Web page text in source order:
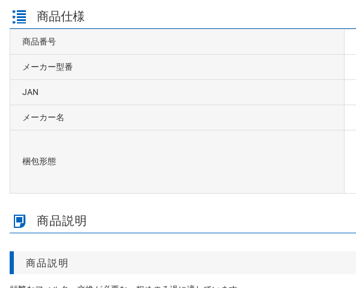
商品仕様
商品番号
メーカー型番
JAN
メーカー名
梱包形態
商品説明
商品説明